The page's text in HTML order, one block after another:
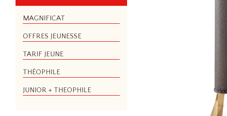
MAGNIFICAT
OFFRES JEUNESSE
TARIF JEUNE
THÉOPHILE
JUNIOR + THEOPHILE